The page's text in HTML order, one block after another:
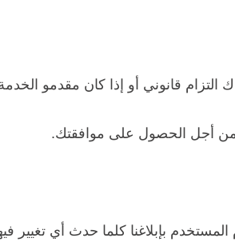
التزام قانوني أو إذا كان مقدمو
من أجل الحصول على موافقتك.
بإبلاغنا كلما حدث أي تغيير